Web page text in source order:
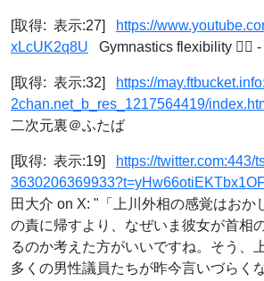
[取得: 表示:27]
https://
xLcUK2q8U Gymnastics flexibility 🤸‍♂️
[取得: 表示:32]
https://
2chan.net_b_res_1217564419/
二次元裏＠ふたば
[取得: 表示:19]
https://twitter.com:443/
田大介 on X: "「上川外相の感覚はおか
の責に帰すより、なぜいま彼女が首相
るのか考えた方がいいですね。そう、
多くの男性議員たちが昨今言いづらく